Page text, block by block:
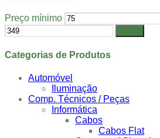
Preço mínimo
Categorias de Produtos
Automóvel
Iluminação
Comp. Técnicos / Peças
Informática
Cabos
Cabos Flat